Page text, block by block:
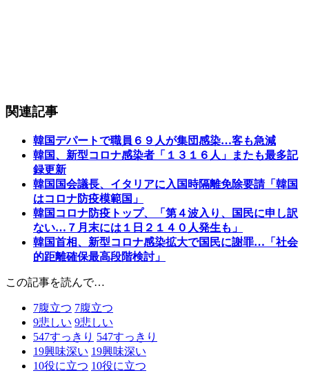
関連記事
韓国デパートで職員６９人が集団感染…客も急減
韓国、新型コロナ感染者「１３１６人」またも最多記
録更新
韓国国会議長、イタリアに入国時隔離免除要請「韓国
はコロナ防疫模範国」
韓国コロナ防疫トップ、「第４波入り、国民に申し訳
ない…７月末には１日２１４０人発生も」
韓国首相、新型コロナ感染拡大で国民に謝罪…「社会
的距離確保最高段階検討」
この記事を読んで…
7腹立つ 7腹立つ
9悲しい 9悲しい
547すっきり 547すっきり
19興味深い 19興味深い
10役に立つ 10役に立つ